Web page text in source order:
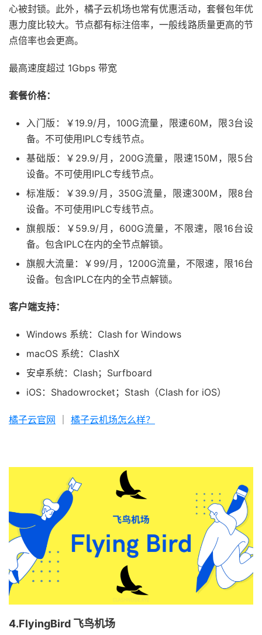
心被封锁。此外，橘子云机场也常有优惠活动，套餐包年优
惠力度比较大。节点都有标注倍率，一般线路质量更高的节
点倍率也会更高。
最高速度超过 1Gbps 带宽
套餐价格：
入门版：￥19.9/月，100G流量，限速60M，限3台设
备。不可使用IPLC专线节点。
基础版：￥29.9/月，200G流量，限速150M，限5台
设备。不可使用IPLC专线节点。
标准版：￥39.9/月，350G流量，限速300M，限8台
设备。不可使用IPLC专线节点。
旗舰版：￥59.9/月，600G流量，不限速，限16台设
备。包含IPLC在内的全节点解锁。
旗舰大流量：￥99/月，1200G流量，不限速，限16台
设备。包含IPLC在内的全节点解锁。
客户端支持：
Windows 系统：Clash for Windows
macOS 系统：ClashX
安卓系统：Clash；Surfboard
iOS：Shadowrocket；Stash（Clash for iOS）
橘子云官网 橘子云机场怎么样？
4.FlyingBird 飞鸟机场